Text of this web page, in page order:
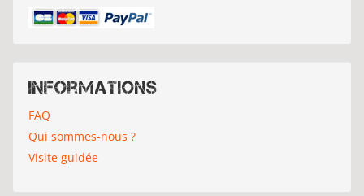
Informations
FAQ
Qui sommes-nous ?
Visite guidée